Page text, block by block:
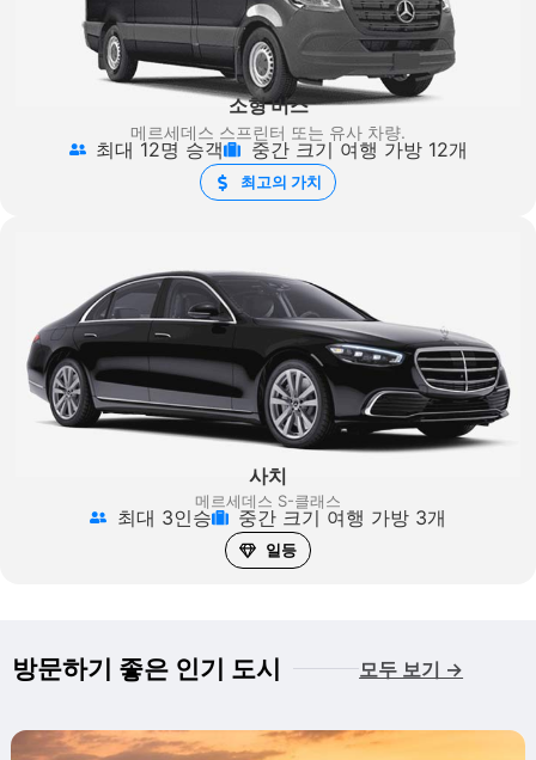
소형 버스
메르세데스 스프린터 또는 유사 차량.
최대 12명 승객 중간 크기 여행 가방 12개
최고의 가치
사치
메르세데스 S-클래스
최대 3인승 중간 크기 여행 가방 3개
일등
방문하기 좋은 인기 도시 모두 보기 →